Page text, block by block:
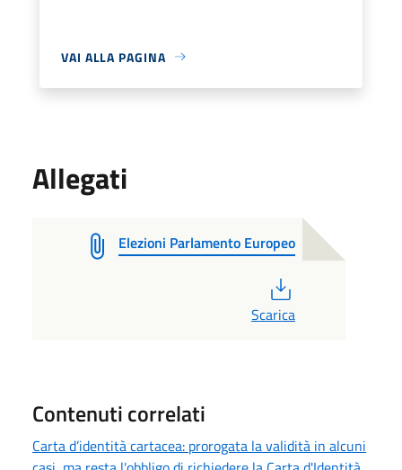
VAI ALLA PAGINA
Allegati
Elezioni Parlamento Europeo
Scarica
Contenuti correlati
Carta d’identità cartacea: prorogata la validità in alcuni